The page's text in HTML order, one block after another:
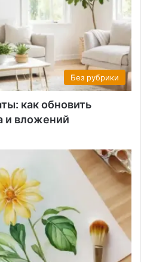
Без рубрики
как обновить
и вложений